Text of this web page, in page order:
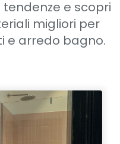
e scopri
migliori per
e arredo bagno.